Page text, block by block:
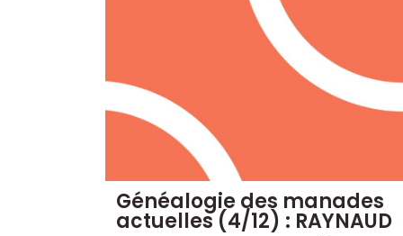
Généalogie des manades
actuelles (4/12) : RAYNAUD